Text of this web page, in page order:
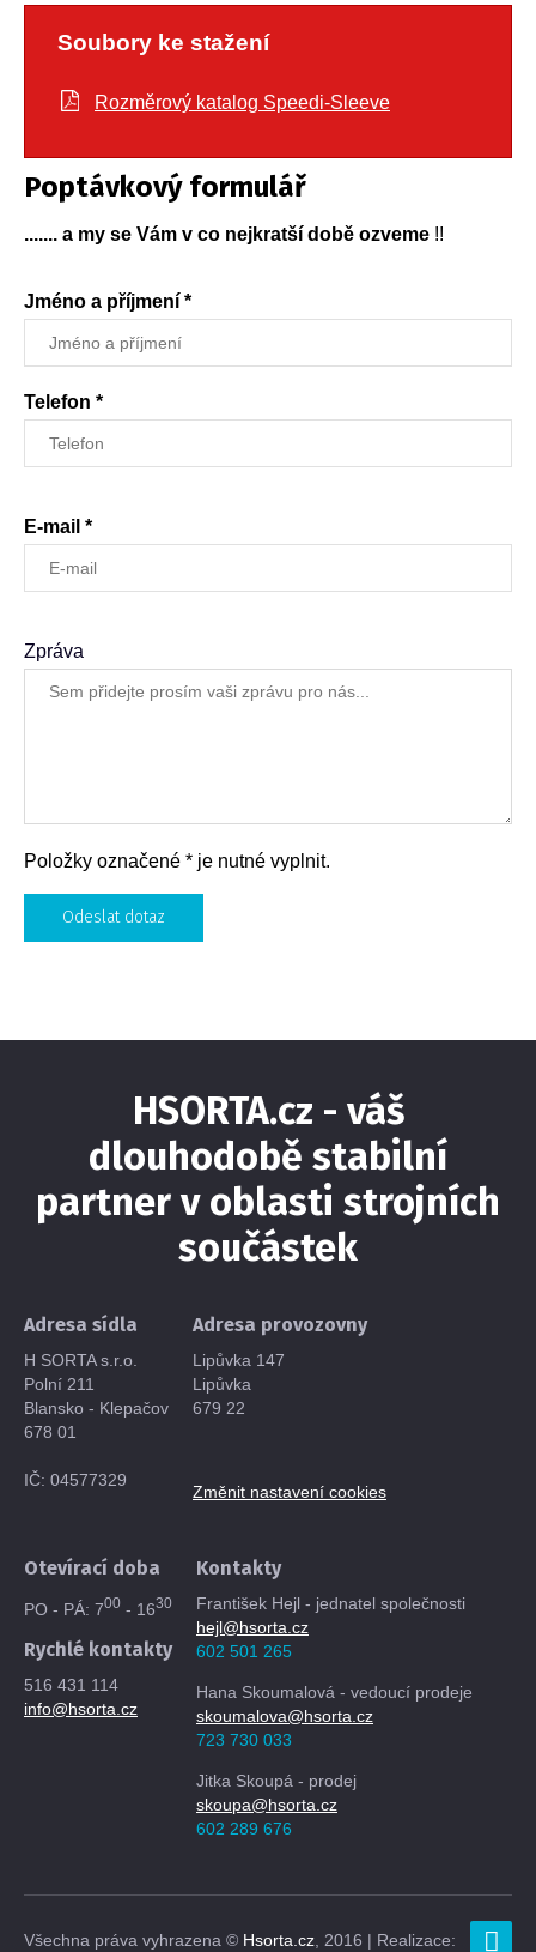
Soubory ke stažení
Rozměrový katalog Speedi-Sleeve
Poptávkový formulář
....... a my se Vám v co nejkratší době ozveme !!
Jméno a příjmení *
Telefon *
E-mail *
Zpráva
Položky označené * je nutné vyplnit.
Odeslat dotaz
HSORTA.cz - váš
dlouhodobě stabilní
partner v oblasti strojních
součástek
Adresa sídla
H SORTA s.r.o.
Polní 211
Blansko - Klepačov
678 01
IČ: 04577329
Adresa provozovny
Lipůvka 147
Lipůvka
679 22
Změnit nastavení cookies
Otevírací doba
PO - PÁ: 700 - 1630
Rychlé kontakty
516 431 114
info@hsorta.cz
Kontakty
František Hejl - jednatel společnosti
hejl@hsorta.cz
602 501 265
Hana Skoumalová - vedoucí prodeje
skoumalova@hsorta.cz
723 730 033
Jitka Skoupá - prodej
skoupa@hsorta.cz
602 289 676
Všechna práva vyhrazena © Hsorta.cz , 2016 | Realizace: